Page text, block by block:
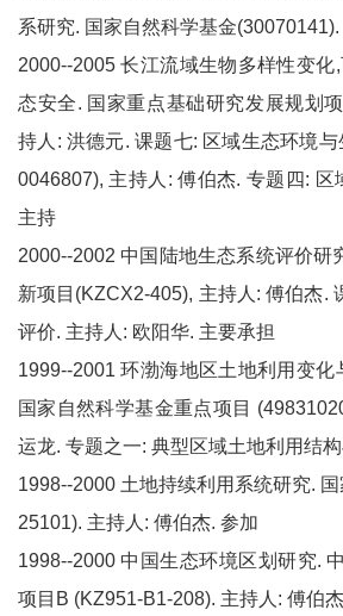
系研究. 国家自然科学基金
2000--2005 长江流域生物多样性变化
态安全. 国家重点基础研究发展规划
持人: 洪德元. 课题七: 区域生态环境
0046807), 主持人: 傅伯杰. 专题四: 区
主持
2000--2002 中国陆地生态系统评价研
新项目(KZCX2-405), 主持人: 傅伯杰.
评价. 主持人: 欧阳华. 主要承担
1999--2001 环渤海地区土地利用变化
国家自然科学基金重点项目
运龙. 专题之一: 典型区域土地利用结
1998--2000 土地持续利用系统研究.
25101). 主持人: 傅伯杰. 参加
1998--2000 中国生态环境区划研究.
项目B (KZ951-B1-208). 主持人: 傅伯